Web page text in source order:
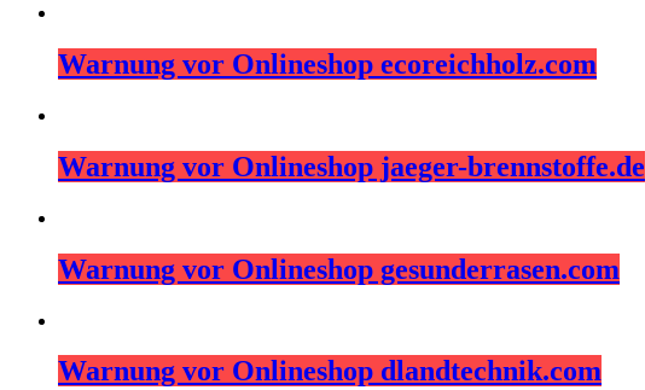
Warnung vor Onlineshop ecoreichholz.com
Warnung vor Onlineshop jaeger-brennstoffe.de
Warnung vor Onlineshop gesunderrasen.com
Warnung vor Onlineshop dlandtechnik.com